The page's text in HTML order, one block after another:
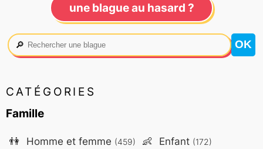
une blague au hasard ?
🔎
CATÉGORIES
Famille
👫 Homme et femme (459) 👶 Enfant (172)